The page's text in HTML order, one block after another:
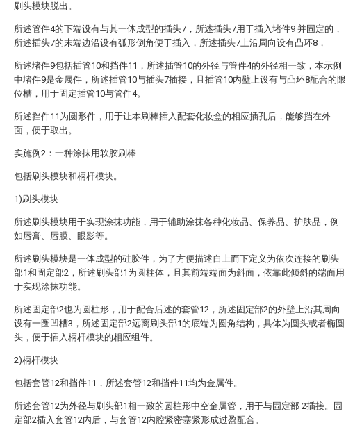
刷头模块脱出。
所述管件4的下端设有与其一体成型的插头7，所述插头7用于插入堵件9 并固定的，
所述插头7的末端边沿设有弧形倒角便于插入，所述插头7上沿周向设有凸环8，
所述堵件9包括插管10和挡件11，所述插管10的外径与管件4的外径相一致，本示例
中堵件9是金属件，所述插管10与插头7插接，且插管10内壁上设有与凸环8配合的限
位槽，用于固定插管10与管件4。
所述挡件11为圆形件，用于让本刷棒插入配套化妆盒的相应插孔后，能够挡在外
面，便于取出。
实施例2：一种涂抹用软胶刷棒
包括刷头模块和柄杆模块。
1)刷头模块
所述刷头模块用于实现涂抹功能，用于辅助涂抹各种化妆品、保养品、护肤品，例
如唇膏、唇膜、眼影等。
所述刷头模块是一体成型的硅胶件，为了方便描述自上而下定义为依次连接的刷头
部1和固定部2，所述刷头部1为圆柱体，且其前端端面为斜面，依靠此倾斜的端面用
于实现涂抹功能。
所述固定部2也为圆柱形，用于配合后述的套管12，所述固定部2的外壁上沿其周向
设有一圈凹槽3，所述固定部2远离刷头部1的底端为圆角结构，具体为圆头或者椭圆
头，便于插入柄杆模块的相应组件。
2)柄杆模块
包括套管12和挡件11，所述套管12和挡件11均为金属件。
所述套管12为外径与刷头部1相一致的圆柱形中空金属管，用于与固定部 2插接。固
定部2插入套管12内后，与套管12内腔紧密塞紧形成过盈配合。